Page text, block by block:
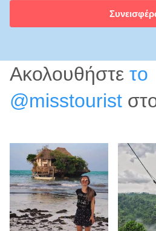
Ακολουθήστε το
@misstourist